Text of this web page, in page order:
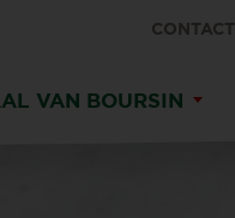
CONTACT
VAN BOURSIN